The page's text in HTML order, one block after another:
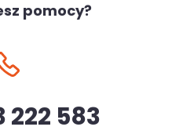
pomocy?
222 583